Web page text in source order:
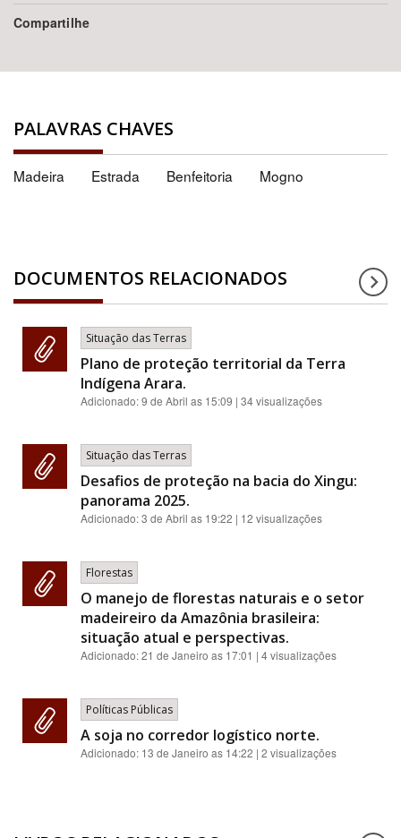
Compartilhe
PALAVRAS CHAVES
Madeira Estrada Benfeitoria Mogno
DOCUMENTOS RELACIONADOS
Situação das Terras
Plano de proteção territorial da Terra
Indígena Arara.
Adicionado:9 de Abril as 15:09 | 34 visualizações
Situação das Terras
Desafios de proteção na bacia do Xingu:
panorama 2025.
Adicionado:3 de Abril as 19:22 | 12 visualizações
Florestas
O manejo de florestas naturais e o setor
madeireiro da Amazônia brasileira:
situação atual e perspectivas.
Adicionado:21 de Janeiro as 17:01 | 4 visualizações
Políticas Públicas
A soja no corredor logístico norte.
Adicionado: 13 de Janeiro as 14:22 | 2 visualizações